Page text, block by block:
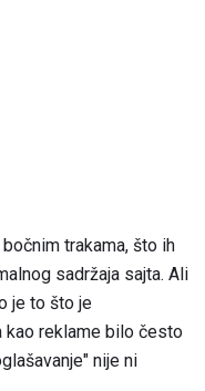
trakama, što ih
sadržaja sajta. Ali
je to što je
kao reklame bilo često
nije ni